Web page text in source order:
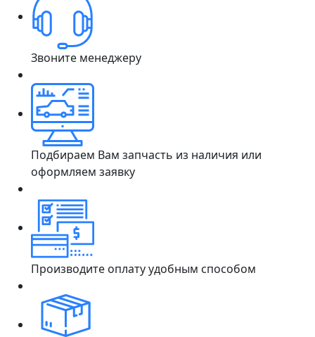
Звоните менеджеру
Подбираем Вам запчасть из наличия или
оформляем заявку
Производите оплату удобным способом